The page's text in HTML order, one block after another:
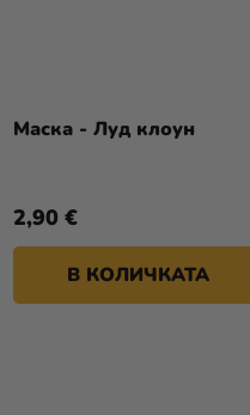
Маска - Луд клоун
2,90 €
В КОЛИЧКАТА